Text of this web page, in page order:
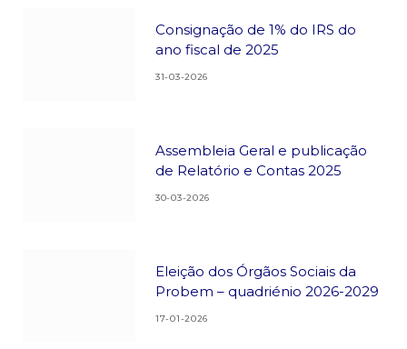
Consignação de 1% do IRS do
ano fiscal de 2025
31-03-2026
Assembleia Geral e publicação
de Relatório e Contas 2025
30-03-2026
Eleição dos Órgãos Sociais da
Probem – quadriénio 2026-2029
17-01-2026